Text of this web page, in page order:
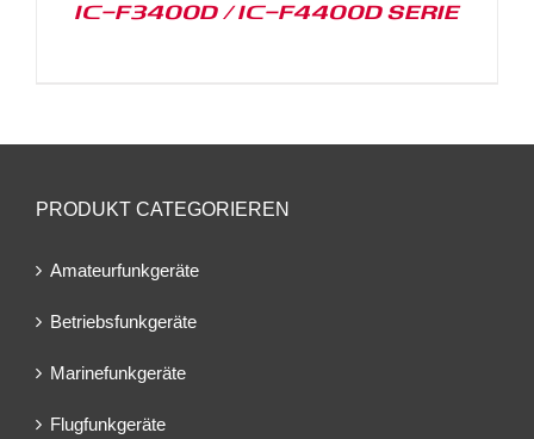
IC-F3400D / IC-F4400D SERIE
PRODUKT CATEGORIEREN
Amateurfunkgeräte
Betriebsfunkgeräte
Marinefunkgeräte
Flugfunkgeräte